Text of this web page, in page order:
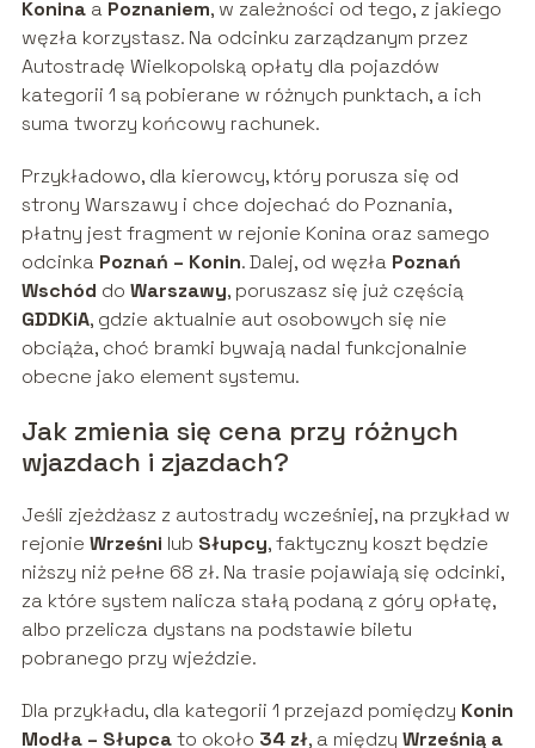
Koninaa Poznaniem, w zależności od tego, z jakiego
węzła korzystasz. Na odcinku zarządzanym przez
Autostradę Wielkopolską opłaty dla pojazdów
kategorii 1 są pobierane w różnych punktach, a ich
suma tworzy końcowy rachunek.
Przykładowo, dla kierowcy, który porusza się od
strony Warszawy i chce dojechać do Poznania,
płatny jest fragment w rejonie Konina oraz samego
odcinka Poznań – Konin. Dalej, od węzła Poznań
Wschód do Warszawy, poruszasz się już częścią
GDDKiA, gdzie aktualnie aut osobowych się nie
obciąża, choć bramki bywają nadal funkcjonalnie
obecne jako element systemu.
Jak zmienia się cena przy różnych
wjazdach i zjazdach?
Jeśli zjeżdżasz z autostrady wcześniej, na przykład w
rejonie Wrześni lub Słupcy, faktyczny koszt będzie
niższy niż pełne 68 zł. Na trasie pojawiają się odcinki,
za które system nalicza stałą podaną z góry opłatę,
albo przelicza dystans na podstawie biletu
pobranego przy wjeździe.
Dla przykładu, dla kategorii 1 przejazd pomiędzy Konin
Modła – Słupcato około 34 zł, a między Wrześnią a